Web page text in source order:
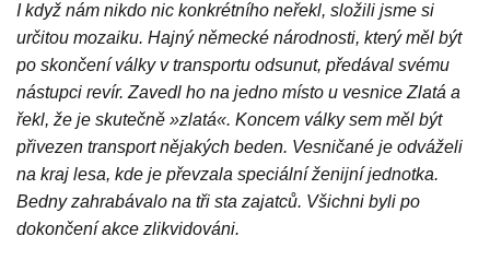
I když nám nikdo nic konkrétního neřekl, složili jsme si
určitou mozaiku. Hajný německé národnosti, který měl být
po skončení války v transportu odsunut, předával svému
nástupci revír. Zavedl ho na jedno místo u vesnice Zlatá a
řekl, že je skutečně »zlatá«. Koncem války sem měl být
přivezen transport nějakých beden. Vesničané je odváželi
na kraj lesa, kde je převzala speciální ženijní jednotka.
Bedny zahrabávalo na tři sta zajatců. Všichni byli po
dokončení akce zlikvidováni.